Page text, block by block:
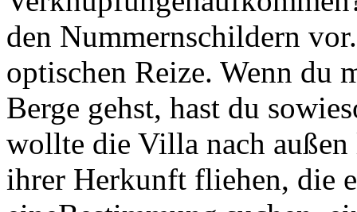
den Nummernschildern
optischen Reize. Wenn du
Berge gehst, hast du
wollte die Villa nach
ihrer Herkunft fliehen, die